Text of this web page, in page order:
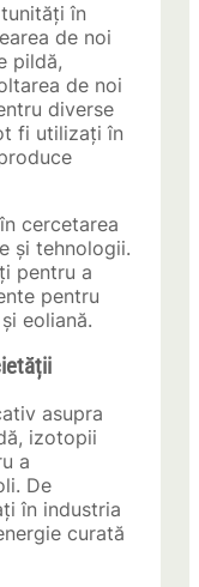
în
de noi
pildă,
de noi
diverse
fi utilizați în
cercetarea
și tehnologii.
pentru a
pentru
eoliană.
asupra
izotopii
a
De
în industria
curată